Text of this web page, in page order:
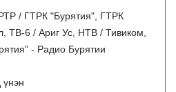
/ ГТРК "Бурятия", ГТРК
ТВ-6 / Ариг Ус, НТВ / Тивиком,
- Радио Бурятии
үнэн